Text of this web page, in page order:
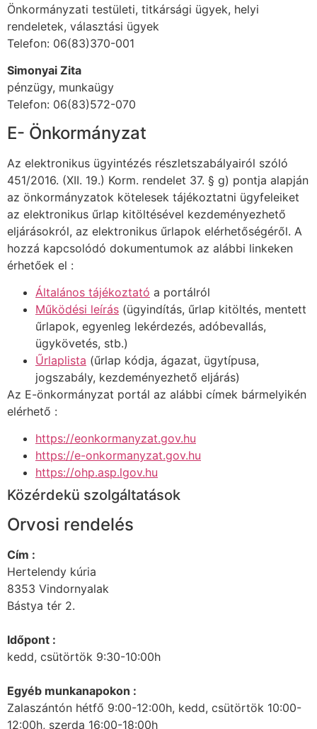
Önkormányzati testületi, titkársági ügyek, helyi
rendeletek, választási ügyek
Telefon: 06(83)370-001
Simonyai Zita
pénzügy, munkaügy
Telefon: 06(83)572-070
E- Önkormányzat
Az elektronikus ügyintézés részletszabályairól szóló
451/2016. (XII. 19.) Korm. rendelet 37. § g) pontja alapján
az önkormányzatok kötelesek tájékoztatni ügyfeleiket
az elektronikus űrlap kitöltésével kezdeményezhető
eljárásokról, az elektronikus űrlapok elérhetőségéről. A
hozzá kapcsolódó dokumentumok az alábbi linkeken
érhetőek el :
Általános tájékoztató a portálról
Működési leírás (ügyindítás, űrlap kitöltés, mentett
űrlapok, egyenleg lekérdezés, adóbevallás,
ügykövetés, stb.)
Űrlaplista (űrlap kódja, ágazat, ügytípusa,
jogszabály, kezdeményezhető eljárás)
Az E-önkormányzat portál az alábbi címek bármelyikén
elérhető :
https://eonkormanyzat.gov.hu
https://e-onkormanyzat.gov.hu
https://ohp.asp.lgov.hu
Közérdekü szolgáltatások
Orvosi rendelés
Cím :
Hertelendy kúria
8353 Vindornyalak
Bástya tér 2.
Időpont :
kedd, csütörtök 9:30-10:00h
Egyéb munkanapokon :
Zalaszántón hétfő 9:00-12:00h, kedd, csütörtök 10:00-
12:00h, szerda 16:00-18:00h